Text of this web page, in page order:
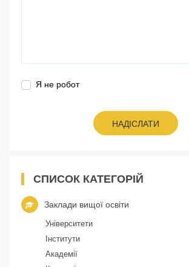
Я не робот
НАДІСЛАТИ
СПИСОК КАТЕГОРІЙ
Заклади вищої освіти
Університети
Інститути
Академії